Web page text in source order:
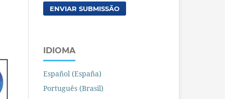
ENVIAR SUBMISSÃO
IDIOMA
Español (España)
Português (Brasil)